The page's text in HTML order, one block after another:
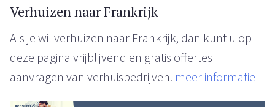
Verhuizen naar Frankrijk
Als je wil verhuizen naar Frankrijk, dan kunt u op
deze pagina vrijblijvend en gratis offertes
aanvragen van verhuisbedrijven. meer informatie